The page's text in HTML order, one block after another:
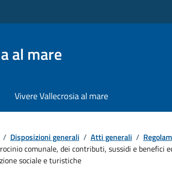
al mare
Vivere Vallecrosia al mare
/ Disposizioni generali / Atti generali /
comunale, dei contributi, sussidi e benefici
sociale e turistiche